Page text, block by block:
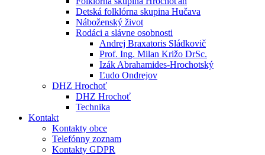
Detská folklórna skupina Hučava
Náboženský život
Rodáci a slávne osobnosti
Andrej Braxatoris Sládkovič
Prof. Ing. Milan Križo DrSc.
Izák Abrahamides-Hrochotský
Ľudo Ondrejov
DHZ Hrochoť
DHZ Hrochoť
Technika
Kontakt
Kontakty obce
Telefónny zoznam
Kontakty GDPR